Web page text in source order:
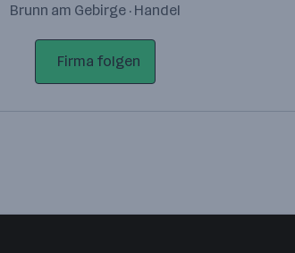
Brunn am Gebirge · Handel
Firma folgen